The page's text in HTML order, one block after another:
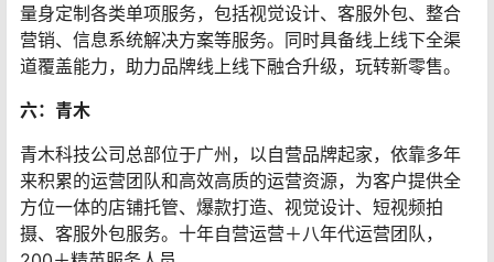
量身定制各类单项服务，包括视觉设计、客服外包、整合
营销、信息系统解决方案等服务。同时具备线上线下全渠
道覆盖能力，助力品牌线上线下融合升级，玩转新零售。
六：青木
青木科技公司总部位于广州，以自营品牌起家，依靠多年
来积累的运营团队和高效高质的运营资源，为客户提供全
方位一体的店铺托管、爆款打造、视觉设计、短视频拍
摄、客服外包服务。十年自营运营＋八年代运营团队，